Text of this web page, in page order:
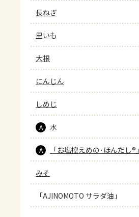
長ねぎ
里いも
大根
にんじん
しめじ
A 水
A 「お塩控えめの･ほんだし®」
みそ
「AJINOMOTO サラダ油」